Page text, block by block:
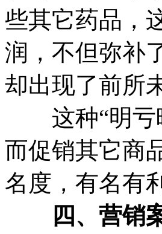
些其它药品，
润，不但弥补
却出现了前所
这种“明亏
而促销其它商
名度，有名有
四、营销